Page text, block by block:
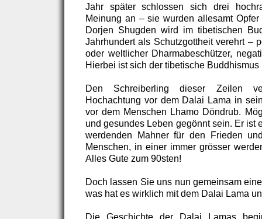
Jahr später schlossen sich drei
Meinung an – sie wurden allesamt
Dorjen Shugden wird im tibetischen
Jahrhundert als Schutzgottheit verehrt –
oder weltlicher Dharmabeschützer,
Hierbei ist sich der tibetische Buddhismus
Den Schreiberling dieser Zeilen
Hochachtung vor dem Dalai Lama in
vor dem Menschen Lhamo Döndrub.
und gesundes Leben gegönnt sein. Er ist
werdenden Mahner für den Frieden
Menschen, in einer immer grösser
Alles Gute zum 90sten!
Doch lassen Sie uns nun gemeinsam
was hat es wirklich mit dem Dalai Lama
Die Geschichte der Dalai Lamas